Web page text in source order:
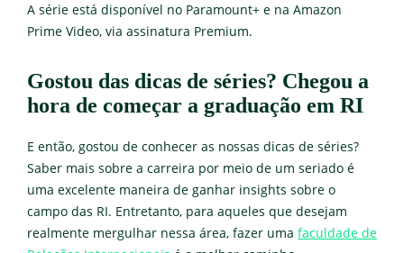
A série está disponível no Paramount+ e na Amazon
Prime Video, via assinatura Premium.
Gostou das dicas de séries? Chegou a
hora de começar a graduação em RI
E então, gostou de conhecer as nossas dicas de séries?
Saber mais sobre a carreira por meio de um seriado é
uma excelente maneira de ganhar insights sobre o
campo das RI. Entretanto, para aqueles que desejam
realmente mergulhar nessa área, fazer uma faculdade de